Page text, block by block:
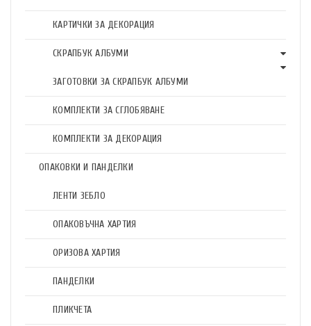
КАРТИЧКИ ЗА ДЕКОРАЦИЯ
СКРАПБУК АЛБУМИ
ЗАГОТОВКИ ЗА СКРАПБУК АЛБУМИ
КОМПЛЕКТИ ЗА СГЛОБЯВАНЕ
КОМПЛЕКТИ ЗА ДЕКОРАЦИЯ
ОПАКОВКИ И ПАНДЕЛКИ
ЛЕНТИ ЗЕБЛО
ОПАКОВЪЧНА ХАРТИЯ
ОРИЗОВА ХАРТИЯ
ПАНДЕЛКИ
ПЛИКЧЕТА